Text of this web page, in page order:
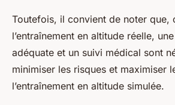
Toutefois, il convient de noter que,
l’entraînement en altitude réelle,
adéquate et un suivi médical sont
minimiser les risques et maximiser
l’entraînement en altitude simulée.